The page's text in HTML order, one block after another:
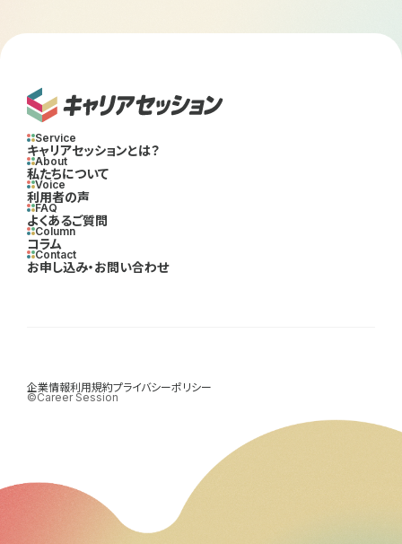
Service
キャリアセッションとは？
About
私たちについて
Voice
利用者の声
FAQ
よくあるご質問
Column
コラム
Contact
お申し込み・お問い合わせ
©Career Session
企業情報利用規約プライバシーポリシー